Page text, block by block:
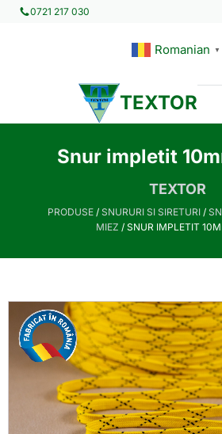
0721 217 030
Romanian ▼
TEXTOR
Snur impletit
TEXTOR
PRODUSE / SNURURI SI SIRETURI /
MIEZ / SNUR IMPLETIT